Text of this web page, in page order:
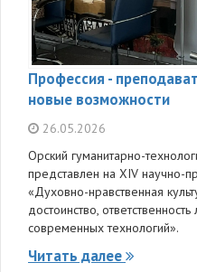
Профессия -
новые возможности
26.05.2026
Орский гуманитарно-
представлен на XIV научно-
«Духовно-нравственная
достоинство,
современных технологий».
Читать далее